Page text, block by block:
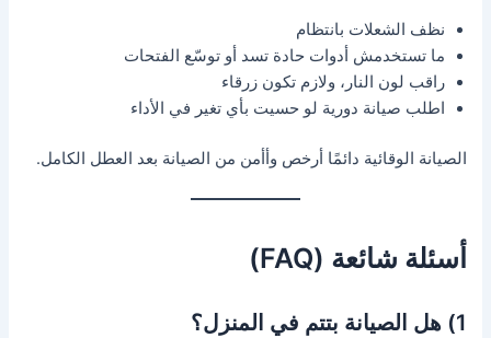
نظف الشعلات بانتظام
ما تستخدمش أدوات حادة تسد أو توسّع الفتحات
راقب لون النار، ولازم تكون زرقاء
اطلب صيانة دورية لو حسيت بأي تغير في الأداء
الصيانة الوقائية دائمًا أرخص وأأمن من الصيانة بعد العطل الكامل.
أسئلة شائعة (FAQ)
1) هل الصيانة بتتم في المنزل؟